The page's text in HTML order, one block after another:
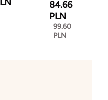
84.66
PLN
99.60
PLN